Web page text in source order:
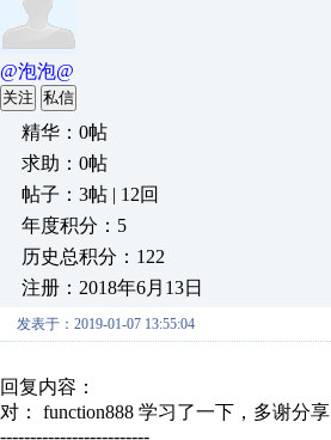
@泡泡@
关注 私信
精华：0帖
求助：0帖
帖子：3帖 | 12回
年度积分：5
历史总积分：122
注册：2018年6月13日
发表于：2019-01-07 13:55:04
回复内容：
对： function888 学习了一下，多谢分享
-------------------------